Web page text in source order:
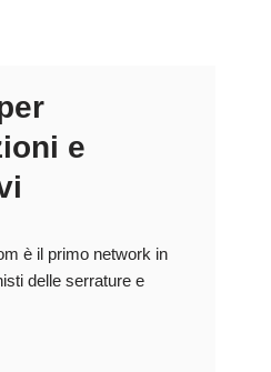
e
è il primo network in
delle serrature e